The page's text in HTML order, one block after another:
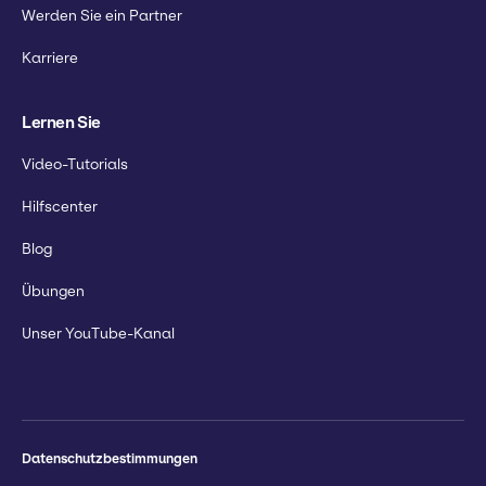
Werden Sie ein Partner
Karriere
Lernen Sie
Video-Tutorials
Hilfscenter
Blog
Übungen
Unser YouTube-Kanal
Datenschutzbestimmungen